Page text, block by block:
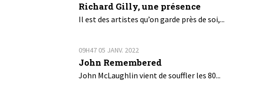
Richard Gilly, une présence
Il est des artistes qu’on garde près de soi,...
09H47 05 JANV. 2022
John Remembered
John McLaughlin vient de souffler les 80...